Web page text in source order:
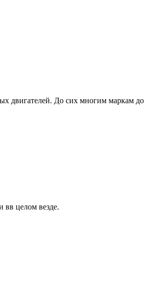
двигателей. До сих многим маркам до
вв целом везде.